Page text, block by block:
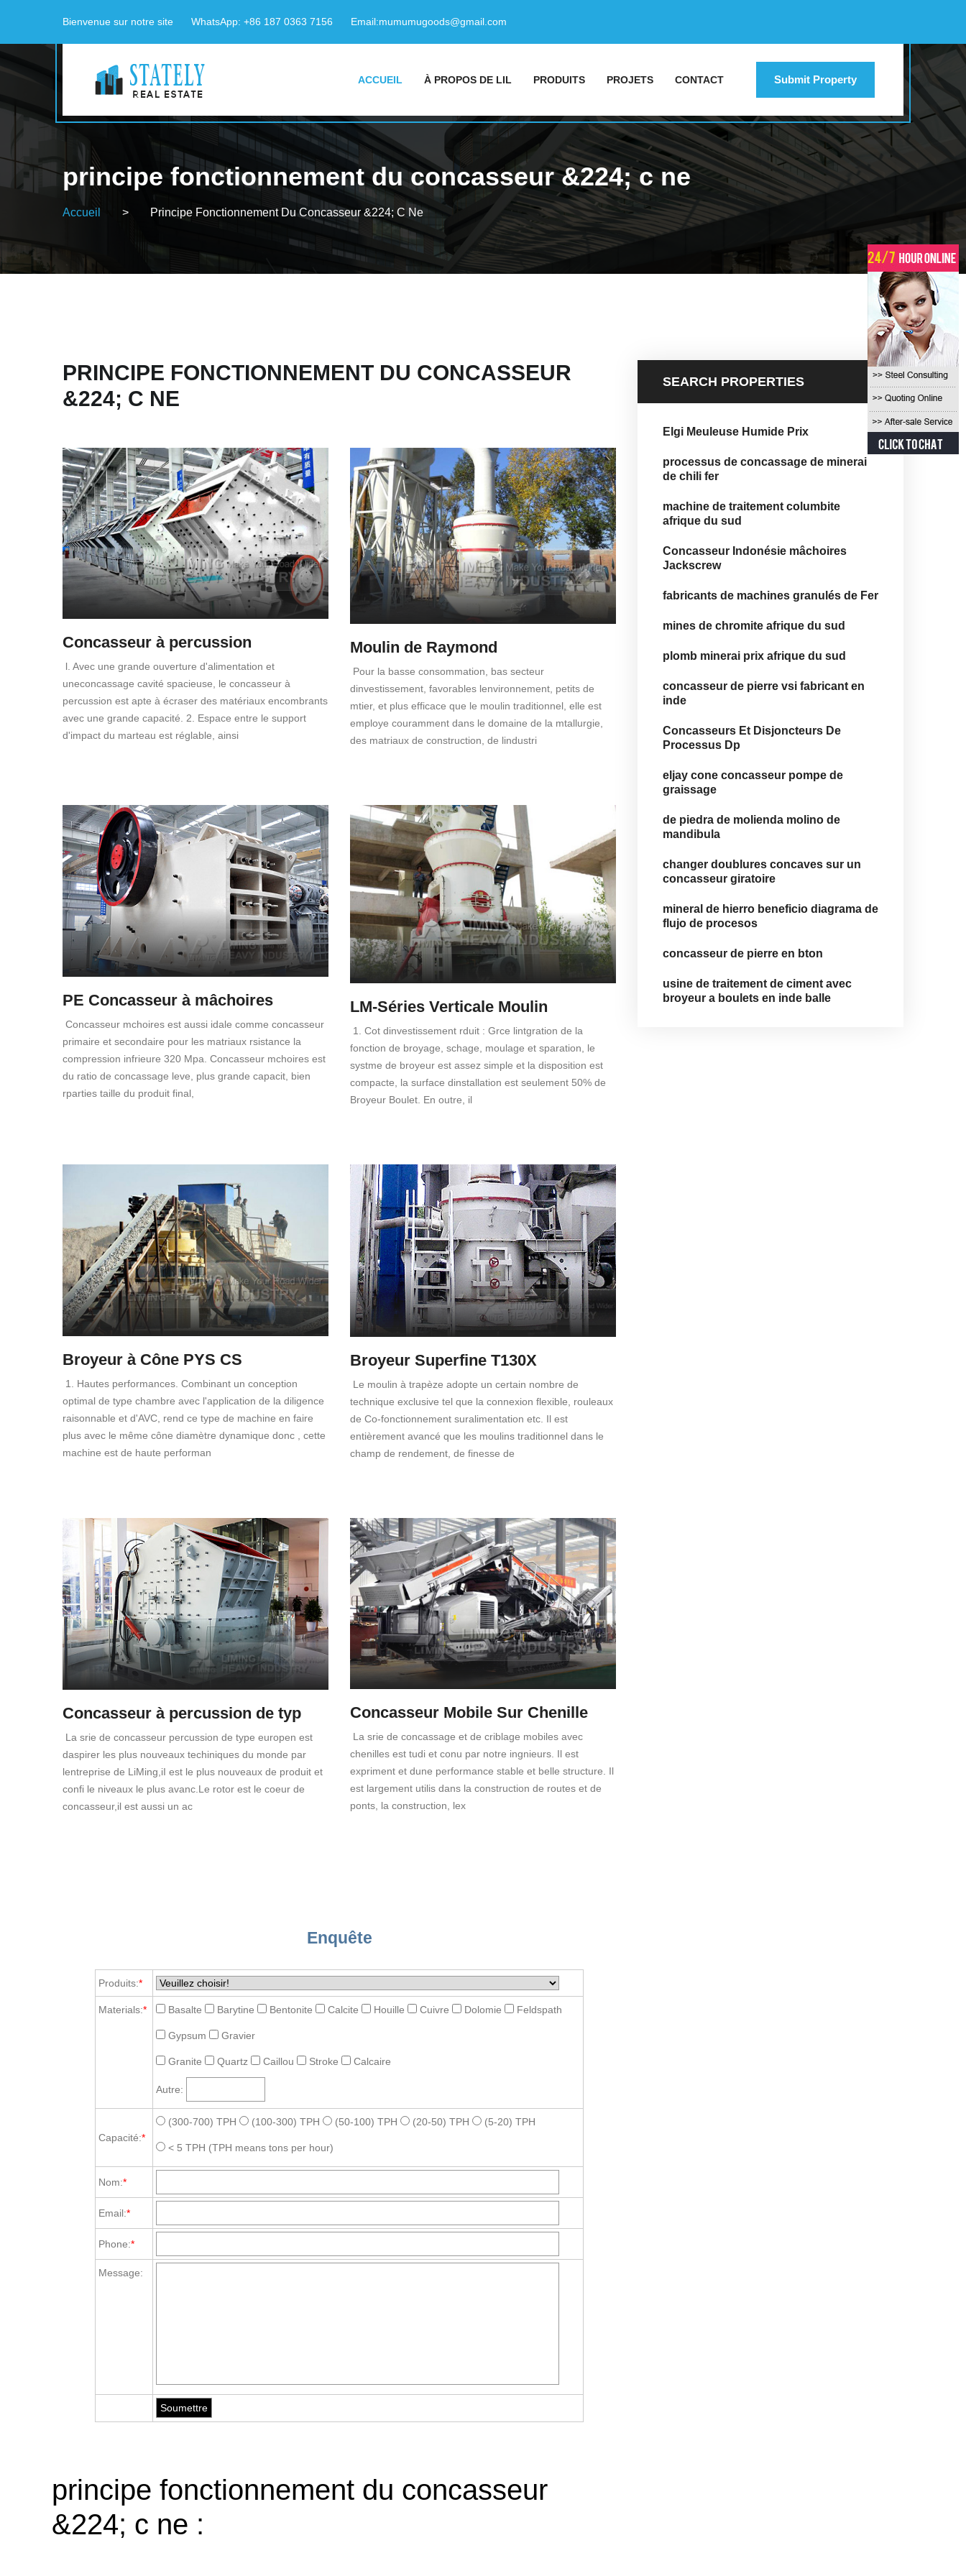
Bienvenue sur notre site WhatsApp: +86 187 0363 7156 Email:mumumugoods@gmail.com
ACCUEIL À PROPOS DE LIL PRODUITS PROJETS CONTACT Submit Property
principe fonctionnement du concasseur &224; c ne
Accueil > Principe Fonctionnement Du Concasseur &224; C Ne
PRINCIPE FONCTIONNEMENT DU CONCASSEUR
&224; C NE
Concasseur à percussion
l. Avec une grande ouverture d'alimentation et
uneconcassage cavité spacieuse, le concasseur à
percussion est apte à écraser des matériaux encombrants
avec une grande capacité. 2. Espace entre le support
d'impact du marteau est réglable, ainsi
Moulin de Raymond
Pour la basse consommation, bas secteur
dinvestissement, favorables lenvironnement, petits de
mtier, et plus efficace que le moulin traditionnel, elle est
employe couramment dans le domaine de la mtallurgie,
des matriaux de construction, de lindustri
PE Concasseur à mâchoires
Concasseur mchoires est aussi idale comme concasseur
primaire et secondaire pour les matriaux rsistance la
compression infrieure 320 Mpa. Concasseur mchoires est
du ratio de concassage leve, plus grande capacit, bien
rparties taille du produit final,
LM-Séries Verticale Moulin
1. Cot dinvestissement rduit : Grce lintgration de la
fonction de broyage, schage, moulage et sparation, le
systme de broyeur est assez simple et la disposition est
compacte, la surface dinstallation est seulement 50% de
Broyeur Boulet. En outre, il
Broyeur à Cône PYS CS
1. Hautes performances. Combinant un conception
optimal de type chambre avec l'application de la diligence
raisonnable et d'AVC, rend ce type de machine en faire
plus avec le même cône diamètre dynamique donc , cette
machine est de haute performan
Broyeur Superfine T130X
Le moulin à trapèze adopte un certain nombre de
technique exclusive tel que la connexion flexible, rouleaux
de Co-fonctionnement suralimentation etc. Il est
entièrement avancé que les moulins traditionnel dans le
champ de rendement, de finesse de
Concasseur à percussion de typ
La srie de concasseur percussion de type europen est
daspirer les plus nouveaux techiniques du monde par
lentreprise de LiMing,iI est le plus nouveaux de produit et
confi le niveaux le plus avanc.Le rotor est le coeur de
concasseur,il est aussi un ac
Concasseur Mobile Sur Chenille
La srie de concassage et de criblage mobiles avec
chenilles est tudi et conu par notre ingnieurs. Il est
expriment et dune performance stable et belle structure. Il
est largement utilis dans la construction de routes et de
ponts, la construction, lex
Enquête
Produits:*
Materials:* Basalte Barytine Bentonite Calcite Houille Cuivre Dolomie Feldspath
Gypsum Gravier
Granite Quartz Caillou Stroke Calcaire
Autre:
Capacité:*
(300-700) TPH (100-300) TPH (50-100) TPH (20-50) TPH (5-20) TPH
< 5 TPH (TPH means tons per hour)
Nom:*
Email:*
Phone:*
Message:
principe fonctionnement du concasseur
&224; c ne :
SEARCH PROPERTIES
Elgi Meuleuse Humide Prix
processus de concassage de minerai
de chili fer
machine de traitement columbite
afrique du sud
Concasseur Indonésie mâchoires
Jackscrew
fabricants de machines granulés de Fer
mines de chromite afrique du sud
plomb minerai prix afrique du sud
concasseur de pierre vsi fabricant en
inde
Concasseurs Et Disjoncteurs De
Processus Dp
eljay cone concasseur pompe de
graissage
de piedra de molienda molino de
mandibula
changer doublures concaves sur un
concasseur giratoire
mineral de hierro beneficio diagrama de
flujo de procesos
concasseur de pierre en bton
usine de traitement de ciment avec
broyeur a boulets en inde balle